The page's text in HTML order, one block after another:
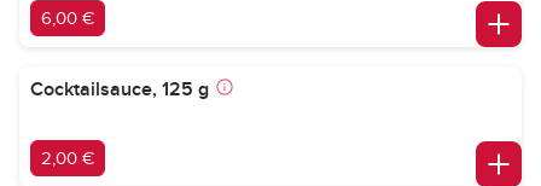
6,00 €
Cocktailsauce, 125 g
2,00 €